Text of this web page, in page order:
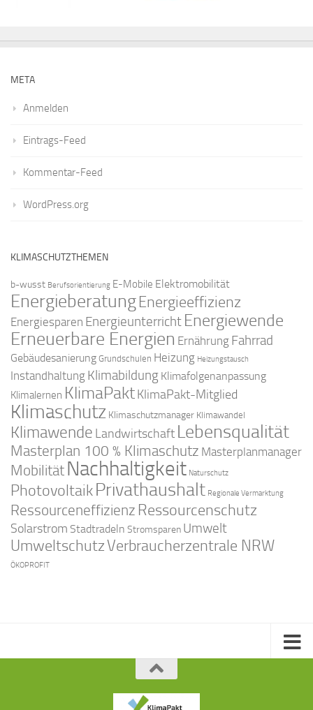
META
Anmelden
Eintrags-Feed
Kommentar-Feed
WordPress.org
KLIMASCHUTZTHEMEN
b-wusst Berufsorientierung E-Mobile Elektromobilität
EnergieberatungEnergieeffizienz
Energiesparen Energieunterricht Energiewende
Erneuerbare Energien Ernährung Fahrrad
Gebäudesanierung Grundschulen Heizung Heizungstausch
Instandhaltung Klimabildung Klimafolgenanpassung
Klimalernen KlimaPaktKlimaPakt-Mitglied
Klimaschutz Klimaschutzmanager Klimawandel
Klimawende Landwirtschaft Lebensqualität
Masterplan 100 % Klimaschutz Masterplanmanager
Mobilität Nachhaltigkeit Naturschutz
PhotovoltaikPrivathaushalt Regionale Vermarktung
Ressourceneffizienz Ressourcenschutz
Solarstrom Stadtradeln Stromsparen Umwelt
UmweltschutzVerbraucherzentrale NRW
ÖKOPROFIT